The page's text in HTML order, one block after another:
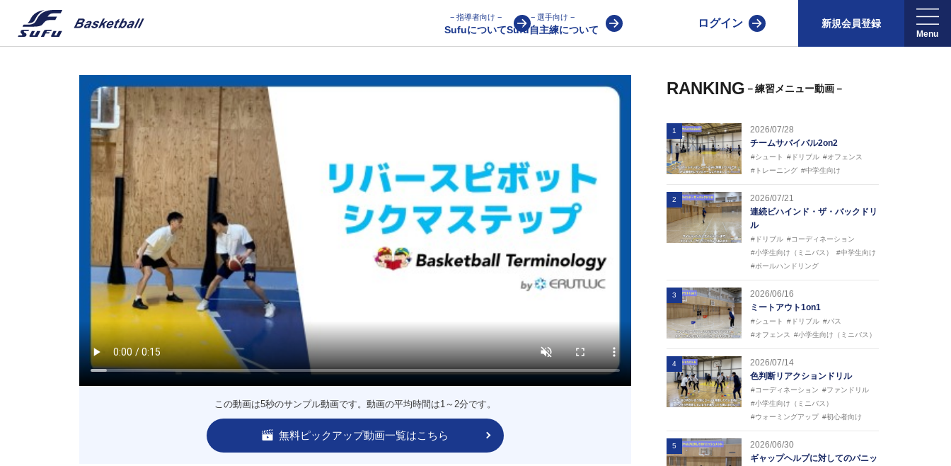
− 指導者向け −
Sufuについて
− 選手向け −
Sufu自主練について
ログイン 新規会員登録
この動画は5秒のサンプル動画です。動画の平均時間は1～2分です。
無料ピックアップ動画一覧はこちら
RANKING －練習メニュー動画－
1
2026/07/28
チームサバイバル2on2
#シュート #ドリブル #オフェンス
#トレーニング #中学生向け
2
2026/07/21
連続ビハインド・ザ・バックドリ
ル
#ドリブル #コーディネーション
#小学生向け（ミニバス）
#中学生向け
#ボールハンドリング
3
2026/06/16
ミートアウト1on1
#シュート #ドリブル #パス
#オフェンス
#小学生向け（ミニバス）
4
2026/07/14
色判断リアクションドリル
#コーディネーション #ファンドリル
#小学生向け（ミニバス）
#ウォーミングアップ #初心者向け
5
2026/06/30
ギャップヘルプに対してのパニッ